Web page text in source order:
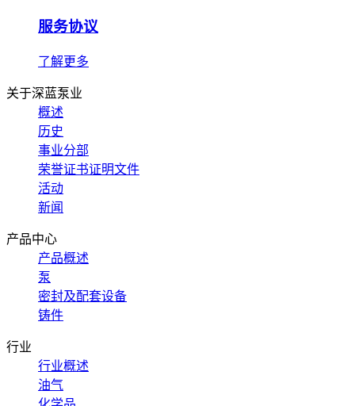
服务协议
了解更多
关于深蓝泵业
概述
历史
事业分部
荣誉证书证明文件
活动
新闻
产品中心
产品概述
泵
密封及配套设备
铸件
行业
行业概述
油气